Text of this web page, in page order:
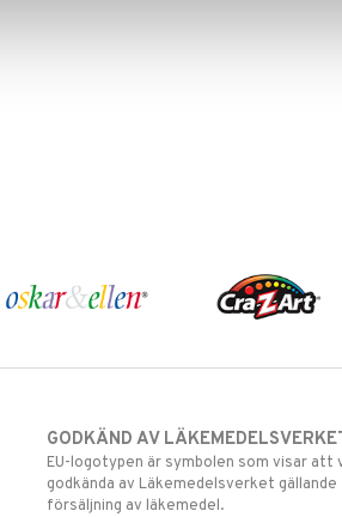
GODKÄND AV
EU-logotypen är symbolen som visar att
godkända av Läkemedelsverket gällande
försäljning av läkemedel.